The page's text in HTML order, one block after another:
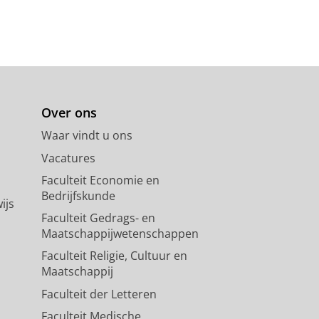
Over ons
Waar vindt u ons
Vacatures
Faculteit Economie en
Bedrijfskunde
Faculteit Gedrags- en
Maatschappijwetenschappen
Faculteit Religie, Cultuur en
Maatschappij
Faculteit der Letteren